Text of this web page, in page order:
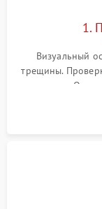
1.
Визуальный
трещины.
зарядки.
проверка